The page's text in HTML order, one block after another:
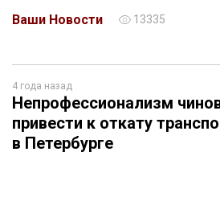
Ваши Новости
13335
4 года назад
Непрофессионализм
привести к откату
в Петербурге